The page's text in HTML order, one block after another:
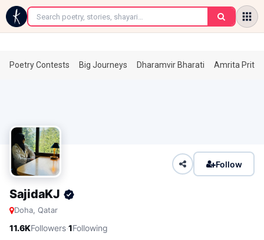
←
Poetry Contests Big Journeys Dharamvir Bharati Amrita
Follow
SajidaKJ
Doha, Qatar
11.6KFollowers·1Following